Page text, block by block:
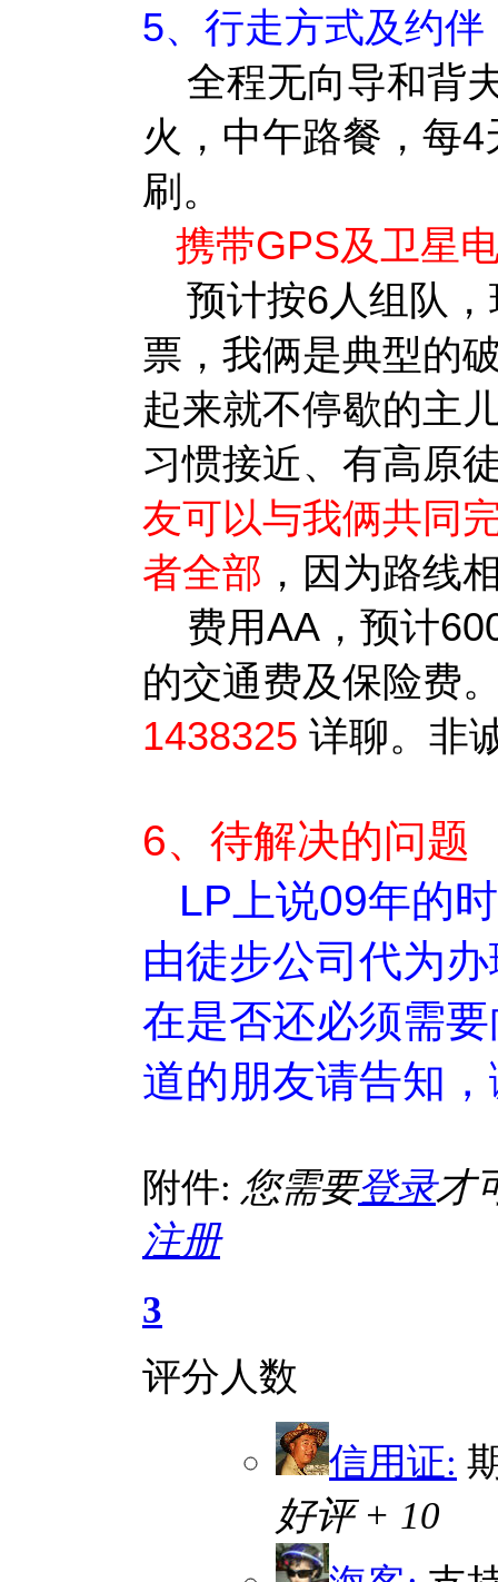
5、行走方式及约伴
全程无向导和背
火，中午路餐，每
刷。
携带GPS及卫星
预计按6人组队，
票，我俩是典型的
起来就不停歇的主
习惯接近、有高原
友可以与我俩共同
者全部 ，因为路线
费用AA，预计
的交通费及保险费
1438325 详聊。非
6、待解决的问题
LP上说09年的
由徒步公司代为
在是否还必须需
道的朋友请告知
附件: 您需要登录才
注册
3
评分人数
信用证:
好评 + 10